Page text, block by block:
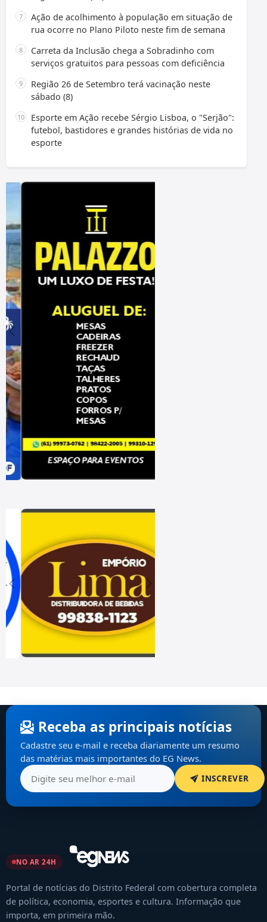
Ação de acolhimento à população em situação de
rua ocorre no Plano Piloto neste fim de semana
Carreta da Inclusão chega a Sobradinho com
serviços gratuitos para pessoas com deficiência
Região 26 de Setembro terá vacinação neste
sábado (8)
Esporte em Ação recebe Sérgio Lisboa, o "Serjão":
futebol, bastidores e grandes histórias de vida no
esporte
Receba as principais notícias
Cadastre seu e-mail e receba diariamente um resumo
das matérias mais importantes do EG News.
INSCREVER
NO AR 24H
Portal de notícias do Distrito Federal com cobertura completa
de política, economia, esportes e cultura. Informação que
importa, em primeira mão.